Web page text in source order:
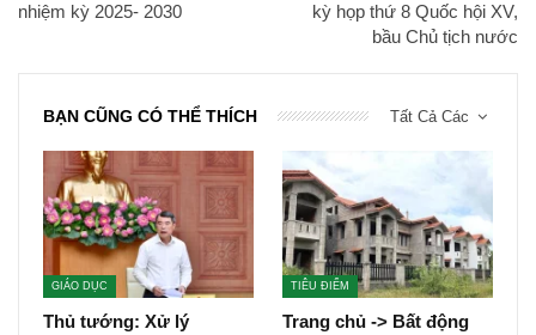
nhiệm kỳ 2025- 2030
kỳ họp thứ 8 Quốc hội XV,
bầu Chủ tịch nước
Tất Cả Các
BẠN CŨNG CÓ THỂ THÍCH
GIÁO DỤC
Thủ tướng: Xử lý
TIÊU ĐIỂM
Trang chủ -> Bất động